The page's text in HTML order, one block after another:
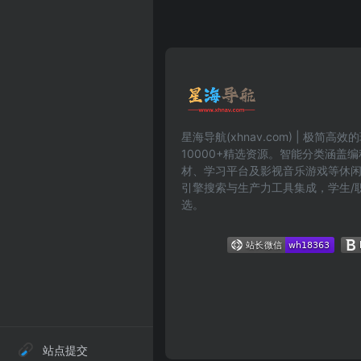
站点提交
星海导航(xhnav.com) | 极简高效
10000+精选资源。智能分类涵盖
材、学习平台及影视音乐游戏等休
引擎搜索与生产力工具集成，学生/
选。